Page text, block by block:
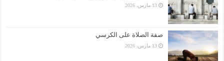
13 مارس، 2026
صفة الصلاة على الكرسي
13 مارس، 2026